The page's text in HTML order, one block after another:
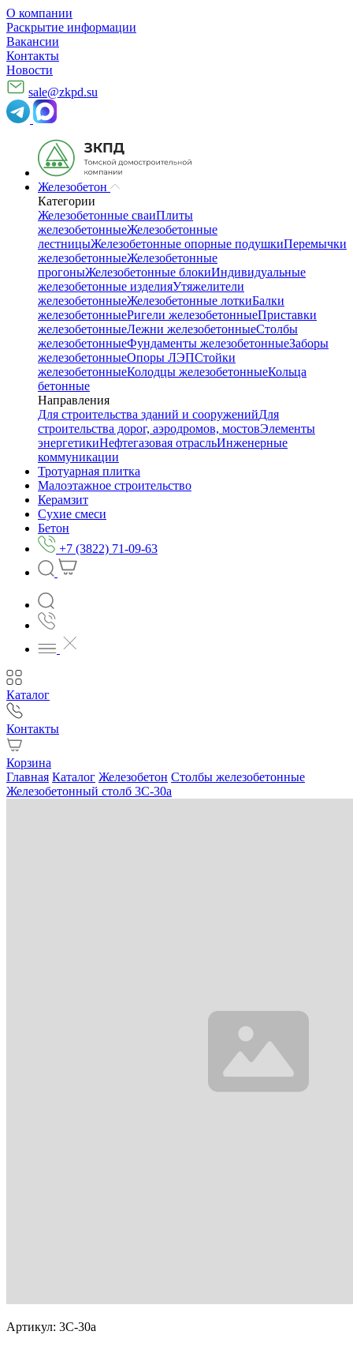
О компании
Раскрытие информации
Вакансии
Контакты
Новости
sale@zkpd.su
Железобетон
Категории
Железобетонные сваиПлиты
железобетонныеЖелезобетонные
лестницыЖелезобетонные опорные подушкиПеремычки
железобетонныеЖелезобетонные
прогоныЖелезобетонные блокиИндивидуальные
железобетонные изделияУтяжелители
железобетонныеЖелезобетонные лоткиБалки
железобетонныеРигели железобетонныеПриставки
железобетонныеЛежни железобетонныеСтолбы
железобетонныеФундаменты железобетонныеЗаборы
железобетонныеОпоры ЛЭПСтойки
железобетонныеКолодцы железобетонныеКольца
бетонные
Направления
Для строительства зданий и сооруженийДля
строительства дорог, аэродромов, мостовЭлементы
энергетикиНефтегазовая отрасльИнженерные
коммуникации
Тротуарная плитка
Малоэтажное строительство
Керамзит
Сухие смеси
Бетон
+7 (3822) 71-09-63
Каталог
Контакты
Корзина
Главная Каталог Железобетон Столбы железобетонные
Железобетонный столб 3С-30а
Артикул: 3С-30а